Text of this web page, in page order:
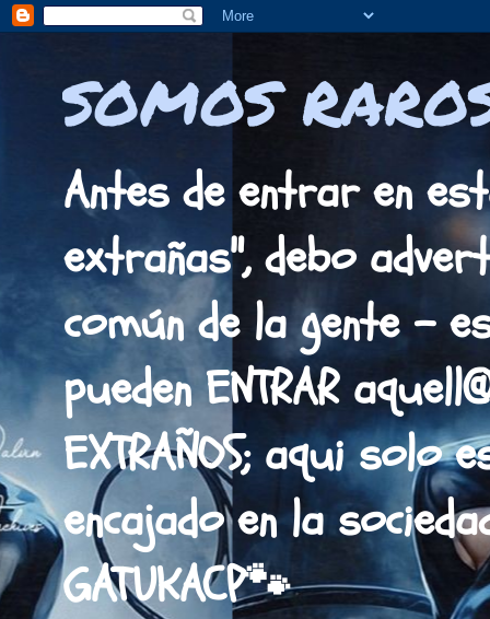
SOMOS
Antes de entrar en
extrañas", debo
común de la gente -
pueden ENTRAR
EXTRAÑOS; aqui solo
encajado en la
GATUKACP🐾